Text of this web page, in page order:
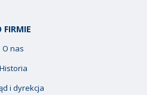
FIRMIE
O nas
Historia
i dyrekcja